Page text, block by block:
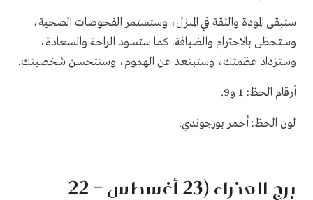
ستبقى المودة والثقة في المنزل، وستستمر الفحوصات الصحية،
وستحظى بالاحترام والضيافة. كما ستسود الراحة والسعادة،
وستزداد عظمتك، وستبتعد عن الهموم، وستتحسن شخصيتك.
أرقام الحظ: 1 و9.
لون الحظ: أحمر بورجوندي.
برج العذراء (23 أغسطس – 22